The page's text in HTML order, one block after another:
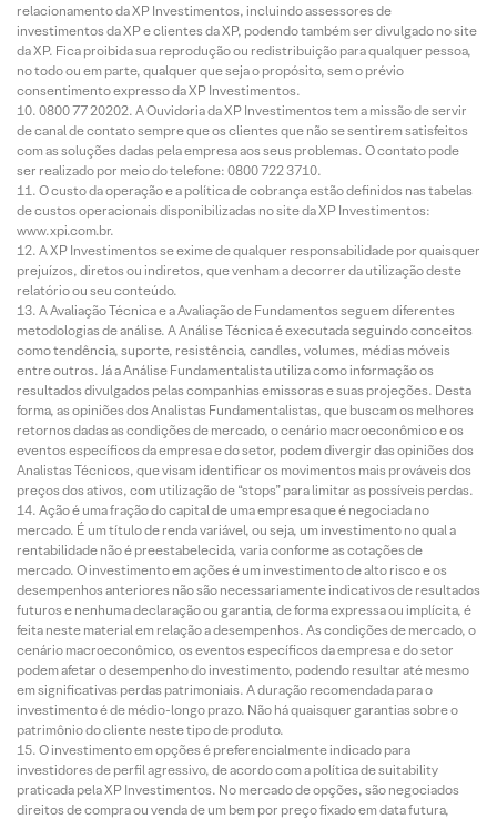
relacionamento da XP Investimentos, incluindo assessores de
investimentos da XP e clientes da XP, podendo também ser divulgado no site
da XP. Fica proibida sua reprodução ou redistribuição para qualquer pessoa,
no todo ou em parte, qualquer que seja o propósito, sem o prévio
consentimento expresso da XP Investimentos.
0800 77 20202. A Ouvidoria da XP Investimentos tem a missão de servir
de canal de contato sempre que os clientes que não se sentirem satisfeitos
com as soluções dadas pela empresa aos seus problemas. O contato pode
ser realizado por meio do telefone: 0800 722 3710.
O custo da operação e a política de cobrança estão definidos nas tabelas
de custos operacionais disponibilizadas no site da XP Investimentos:
www.xpi.com.br.
A XP Investimentos se exime de qualquer responsabilidade por quaisquer
prejuízos, diretos ou indiretos, que venham a decorrer da utilização deste
relatório ou seu conteúdo.
A Avaliação Técnica e a Avaliação de Fundamentos seguem diferentes
metodologias de análise. A Análise Técnica é executada seguindo conceitos
como tendência, suporte, resistência, candles, volumes, médias móveis
entre outros. Já a Análise Fundamentalista utiliza como informação os
resultados divulgados pelas companhias emissoras e suas projeções. Desta
forma, as opiniões dos Analistas Fundamentalistas, que buscam os melhores
retornos dadas as condições de mercado, o cenário macroeconômico e os
eventos específicos da empresa e do setor, podem divergir das opiniões dos
Analistas Técnicos, que visam identificar os movimentos mais prováveis dos
preços dos ativos, com utilização de “stops” para limitar as possíveis perdas.
Ação é uma fração do capital de uma empresa que é negociada no
mercado. É um título de renda variável, ou seja, um investimento no qual a
rentabilidade não é preestabelecida, varia conforme as cotações de
mercado. O investimento em ações é um investimento de alto risco e os
desempenhos anteriores não são necessariamente indicativos de resultados
futuros e nenhuma declaração ou garantia, de forma expressa ou implícita, é
feita neste material em relação a desempenhos. As condições de mercado, o
cenário macroeconômico, os eventos específicos da empresa e do setor
podem afetar o desempenho do investimento, podendo resultar até mesmo
em significativas perdas patrimoniais. A duração recomendada para o
investimento é de médio-longo prazo. Não há quaisquer garantias sobre o
patrimônio do cliente neste tipo de produto.
O investimento em opções é preferencialmente indicado para
investidores de perfil agressivo, de acordo com a política de suitability
praticada pela XP Investimentos. No mercado de opções, são negociados
direitos de compra ou venda de um bem por preço fixado em data futura,